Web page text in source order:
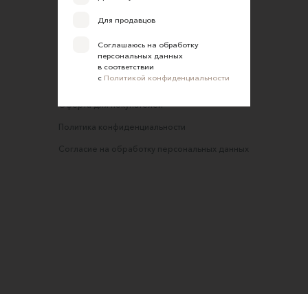
Обратная связь
Правила сайта
Оферта для продавцов
Оферта для покупателей
Политика конфиденциальности
Согласие на обработку персональных данных
Для продавцов
Соглашаюсь на обработку
персональных данных
в соответствии
с Политикой конфиденциальности